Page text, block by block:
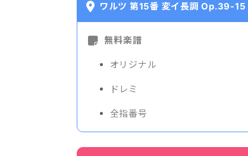
ワルツ 第15番 変イ長調 Op.39-15
無料楽譜
オリジナル
ドレミ
全指番号